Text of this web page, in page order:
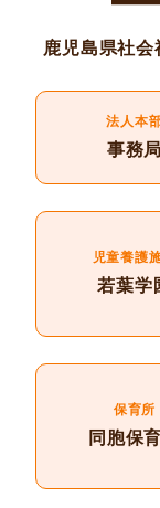
鹿児島県社会
法人本
事務局
児童養護
若葉学
保育所
同胞保